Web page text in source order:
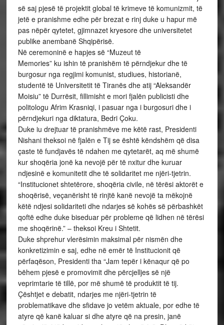
së saj pjesë të projektit global të krimeve të komunizmit, të
jetë e pranishme edhe për brezat e rinj duke u hapur më
pas nëpër qytetet, gjimnazet kryesore dhe universitetet
publike anembanë Shqipërisë.
Në ceremoninë e hapjes së “Muzeut të
Memories” ku ishin të pranishëm të përndjekur dhe të
burgosur nga regjimi komunist, studiues, historianë,
studentë të Universitetit të Tiranës dhe atij “Aleksandër
Moisiu” të Durrësit, fillimisht e mori fjalën publicisti dhe
politologu Afrim Krasniqi, i pasuar nga i burgosuri dhe i
përndjekuri nga diktatura, Bedri Çoku.
Duke iu drejtuar të pranishmëve me këtë rast, Presidenti
Nishani theksoi në fjalën e Tij se është këndshëm që disa
çaste të fundjavës të ndahen me qytetarët, aq më shumë
kur shoqëria jonë ka nevojë për të nxitur dhe kuruar
ndjesinë e komunitetit dhe të solidaritet me njëri-tjetrin.
“Institucionet shtetërore, shoqëria civile, në tërësi aktorët e
shoqërisë, veçanërisht të rinjtë kanë nevojë ta mëkojnë
këtë ndjesi solidariteti dhe ndarjes së kohës së përbashkët
qoftë edhe duke biseduar për probleme që lidhen në tërësi
me shoqërinë.” – theksoi Kreu i Shtetit.
Duke shprehur vlerësimin maksimal për nismën dhe
konkretizimin e saj, edhe në emër të Institucionit që
përfaqëson, Presidenti tha “Jam tepër i kënaqur që po
bëhem pjesë e promovimit dhe përcjelljes së një
veprimtarie të tillë, por më shumë të produktit të tij.
Çështjet e debatit, ndarjes me njëri-tjetrin të
problematikave dhe sfidave jo vetëm aktuale, por edhe të
atyre që kanë kaluar si dhe atyre që na presin, janë